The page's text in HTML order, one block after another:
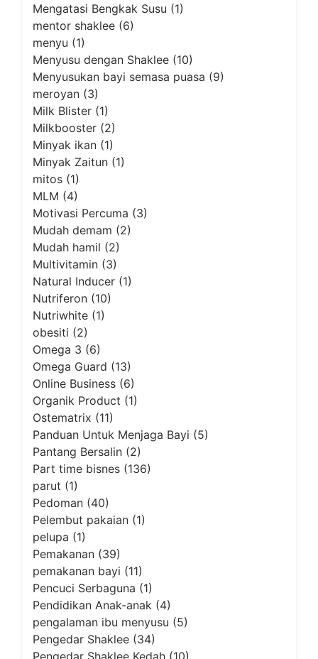
Mengatasi Bengkak Susu (1)
mentor shaklee (6)
menyu (1)
Menyusu dengan Shaklee (10)
Menyusukan bayi semasa puasa (9)
meroyan (3)
Milk Blister (1)
Milkbooster (2)
Minyak ikan (1)
Minyak Zaitun (1)
mitos (1)
MLM (4)
Motivasi Percuma (3)
Mudah demam (2)
Mudah hamil (2)
Multivitamin (3)
Natural Inducer (1)
Nutriferon (10)
Nutriwhite (1)
obesiti (2)
Omega 3 (6)
Omega Guard (13)
Online Business (6)
Organik Product (1)
Ostematrix (11)
Panduan Untuk Menjaga Bayi (5)
Pantang Bersalin (2)
Part time bisnes (136)
parut (1)
Pedoman (40)
Pelembut pakaian (1)
pelupa (1)
Pemakanan (39)
pemakanan bayi (11)
Pencuci Serbaguna (1)
Pendidikan Anak-anak (4)
pengalaman ibu menyusu (5)
Pengedar Shaklee (34)
Pengedar Shaklee Kedah (10)